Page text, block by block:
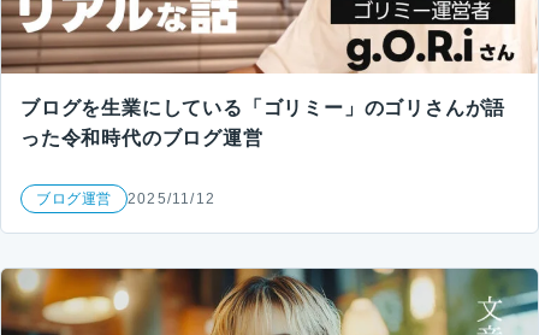
ブログを生業にしている「ゴリミー」のゴリさんが語
った令和時代のブログ運営
ブログ運営 2025/11/12